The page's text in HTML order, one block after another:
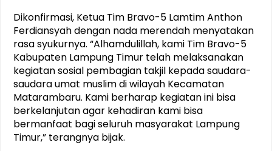
Dikonfirmasi, Ketua Tim Bravo-5 Lamtim Anthon
Ferdiansyah dengan nada merendah menyatakan
rasa syukurnya. “Alhamdulillah, kami Tim Bravo-5
Kabupaten Lampung Timur telah melaksanakan
kegiatan sosial pembagian takjil kepada saudara-
saudara umat muslim di wilayah Kecamatan
Matarambaru. Kami berharap kegiatan ini bisa
berkelanjutan agar kehadiran kami bisa
bermanfaat bagi seluruh masyarakat Lampung
Timur,” terangnya bijak.